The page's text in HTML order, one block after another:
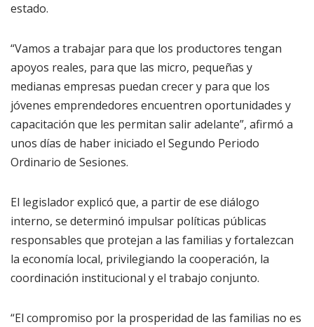
estado.
“Vamos a trabajar para que los productores tengan
apoyos reales, para que las micro, pequeñas y
medianas empresas puedan crecer y para que los
jóvenes emprendedores encuentren oportunidades y
capacitación que les permitan salir adelante”, afirmó a
unos días de haber iniciado el Segundo Periodo
Ordinario de Sesiones.
El legislador explicó que, a partir de ese diálogo
interno, se determinó impulsar políticas públicas
responsables que protejan a las familias y fortalezcan
la economía local, privilegiando la cooperación, la
coordinación institucional y el trabajo conjunto.
“El compromiso por la prosperidad de las familias no es